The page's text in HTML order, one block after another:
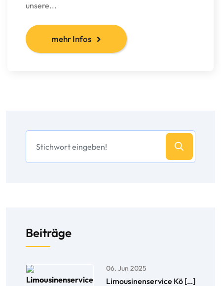
unsere...
mehr Infos
Beiträge
06. Jun 2025
Limousinenservice Kö […]